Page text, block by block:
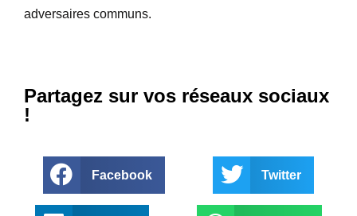
adversaires communs.
Partagez sur vos réseaux sociaux
!
Facebook Twitter